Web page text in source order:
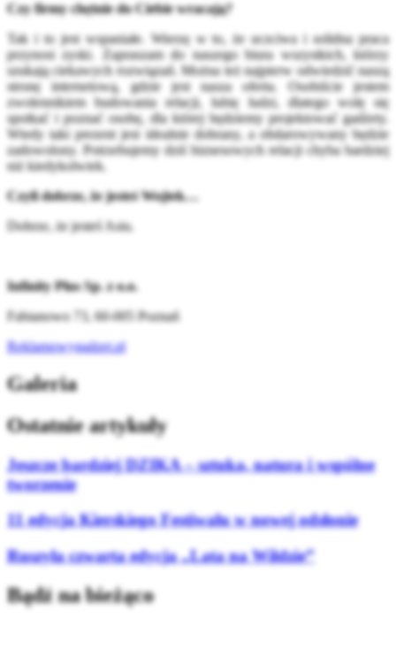
Czy firmy chętnie do Ciebie wracają?
Tak i to jest wspaniałe. Wierzę w to, że uczciwa i solidna praca
przynosi zyski. Zapraszam do naszego biura wszystkich, którzy
szukają ciekawych rozwiązań. Można też najpierw odwiedzić naszą
stronę internetową, gdzie jest nasza oferta. Osobiście jestem
zwolennikiem budowania relacji, lubię ludzi, dlatego wolę się
spotkać i poznać osobę, dla której będziemy projektować gadżety.
Wtedy taki prezent jest idealnie dobrany, a obdarowywany będzie
zadowolony. Potrzebujemy dziś biznesowych relacji chyba bardziej
niż kiedykolwiek.
Czyli dobrze, że jesteś Wojtek…
Dobrze, że jesteś Asiu.
Infinity Plus Sp. z o.o.
Fabianowo 73, 60-005 Poznań
Reklamowygadzet.pl
Galeria
Ostatnie artykuły
Jeszcze bardziej DZIKA – sztuka, natura i wspólne
tworzenie
11 edycja Kierskiego Festiwalu w nowej odsłonie
Ruszyła czwarta edycja „Lata na Wildzie”
Bądź na bieżąco